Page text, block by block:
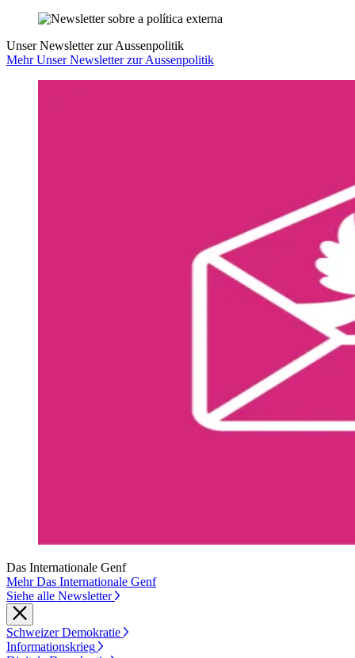
Unser Newsletter zur Aussenpolitik
Mehr Unser Newsletter zur Aussenpolitik
Das Internationale Genf
Mehr Das Internationale Genf
Siehe alle Newsletter
Schweizer Demokratie
Informationskrieg